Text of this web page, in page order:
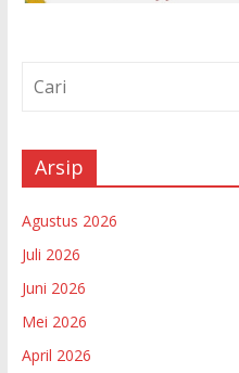
Arsip
Agustus 2026
Juli 2026
Juni 2026
Mei 2026
April 2026